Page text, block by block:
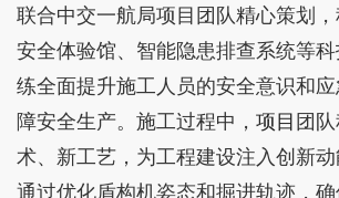
联合中交一航局项目团队精心策划
安全体验馆、智能隐患排查系统等
练全面提升施工人员的安全意识和
障安全生产。施工过程中， 项目团
术、新工艺，为工程建设注入创新
通过优化盾构机姿态和掘进轨迹，